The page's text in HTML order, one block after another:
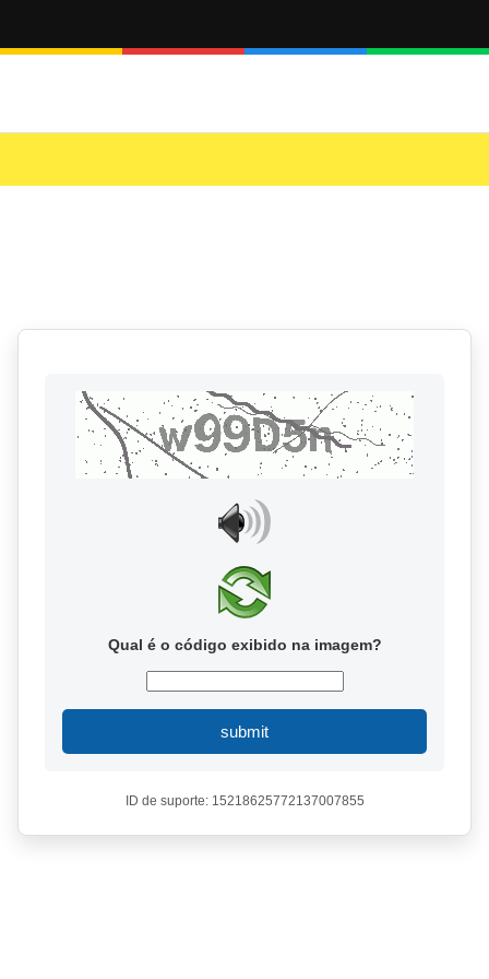
Qual é o código exibido na imagem?
submit
ID de suporte: 15218625772137007855